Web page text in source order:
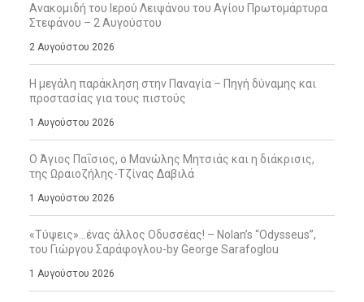
Ανακομιδή του Ιερού Λειψάνου του Αγίου Πρωτομάρτυρα
Στεφάνου – 2 Αυγούστου
2 Αυγούστου 2026
Η μεγάλη παράκληση στην Παναγία – Πηγή δύναμης και
προστασίας για τους πιστούς
1 Αυγούστου 2026
Ο Άγιος Παΐσιος, ο Μανώλης Μητσιάς και η διάκρισις,
της Ωραιοζήλης-Τζίνας Δαβιλά
1 Αυγούστου 2026
«Τύψεις»…ένας άλλος Οδυσσέας! – Nolan’s “Odysseus”,
του Γιώργου Σαράφογλου-by George Sarafoglou
1 Αυγούστου 2026